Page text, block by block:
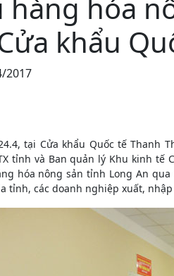
hàng hóa
khẩu
2017
tại Cửa khẩu Quốc tế Thanh
tỉnh và Ban quản lý Khu kinh tế
hóa nông sản tỉnh Long An
tỉnh, các doanh nghiệp xuất,